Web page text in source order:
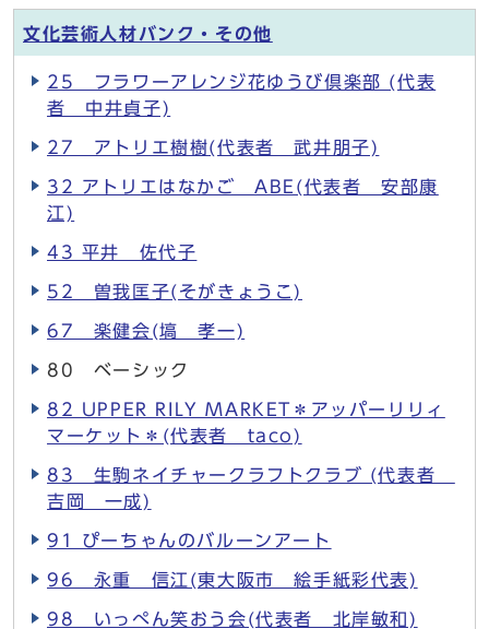
文化芸術人材バンク・その他
25 フラワーアレンジ花ゆうび倶楽部 (代表
者 中井貞子)
27 アトリエ樹樹(代表者 武井朋子)
32 アトリエはなかご ABE(代表者 安部康
江)
43 平井 佐代子
52 曽我匡子(そがきょうこ)
67 楽健会(塙 孝一)
80 ベーシック
82 UPPER RILY MARKET＊アッパーリリィ
マーケット＊(代表者 taco)
83 生駒ネイチャークラフトクラブ (代表者
吉岡 一成)
91 ぴーちゃんのバルーンアート
96 永重 信江(東大阪市 絵手紙彩代表)
98 いっぺん笑おう会(代表者 北岸敏和)